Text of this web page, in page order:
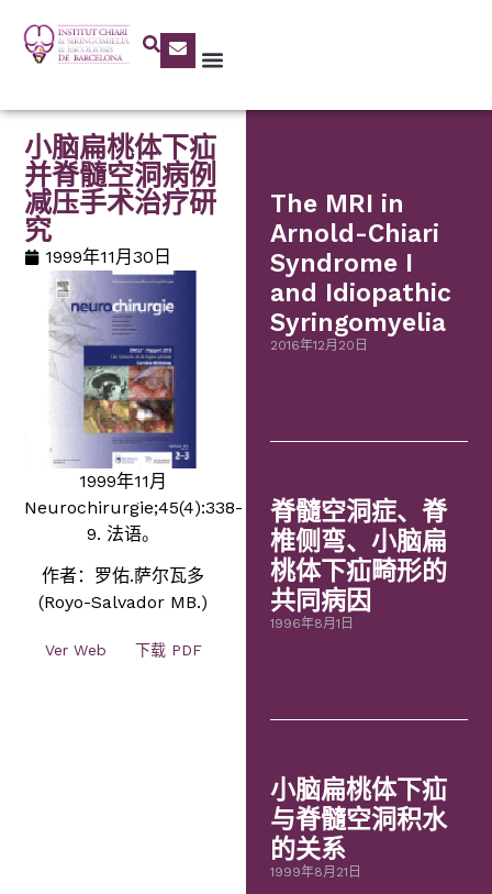
小脑扁桃体下疝
并脊髓空洞病例
减压手术治疗研
究
1999年11月30日
1999年11月
Neurochirurgie;45(4):338-
9. 法语。
作者：罗佑.萨尔瓦多
(Royo-Salvador MB.)
Ver Web 下载 PDF
The MRI in
Arnold-Chiari
Syndrome I
and Idiopathic
Syringomyelia
2016年12月20日
脊髓空洞症、脊
椎侧弯、小脑扁
桃体下疝畸形的
共同病因
1996年8月1日
小脑扁桃体下疝
与脊髓空洞积水
的关系
1999年8月21日